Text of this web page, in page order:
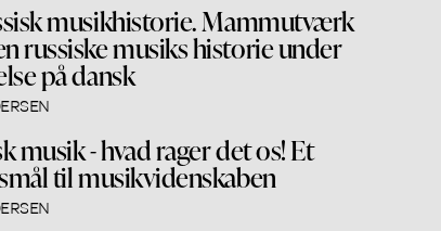
musikhistorie. Mammutværk
russiske musiks historie under
på dansk
musik - hvad rager det os! Et
til musikvidenskaben